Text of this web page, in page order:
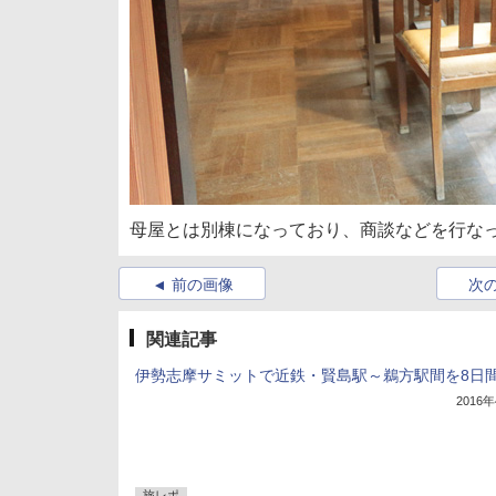
母屋とは別棟になっており、商談などを行な
前の画像 次
関連記事
伊勢志摩サミットで近鉄・賢島駅～鵜方駅間を8日
2016